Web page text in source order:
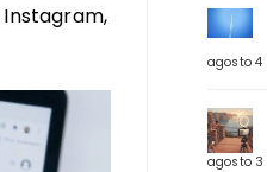
Instagram,
agosto 4
agosto 3